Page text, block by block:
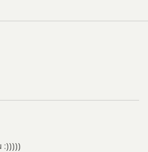
:)))))